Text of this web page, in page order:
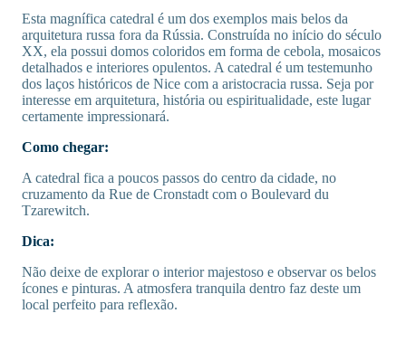
Esta magnífica catedral é um dos exemplos mais belos da
arquitetura russa fora da Rússia. Construída no início do século
XX, ela possui domos coloridos em forma de cebola, mosaicos
detalhados e interiores opulentos. A catedral é um testemunho
dos laços históricos de Nice com a aristocracia russa. Seja por
interesse em arquitetura, história ou espiritualidade, este lugar
certamente impressionará.
Como chegar:
A catedral fica a poucos passos do centro da cidade, no
cruzamento da Rue de Cronstadt com o Boulevard du
Tzarewitch.
Dica:
Não deixe de explorar o interior majestoso e observar os belos
ícones e pinturas. A atmosfera tranquila dentro faz deste um
local perfeito para reflexão.